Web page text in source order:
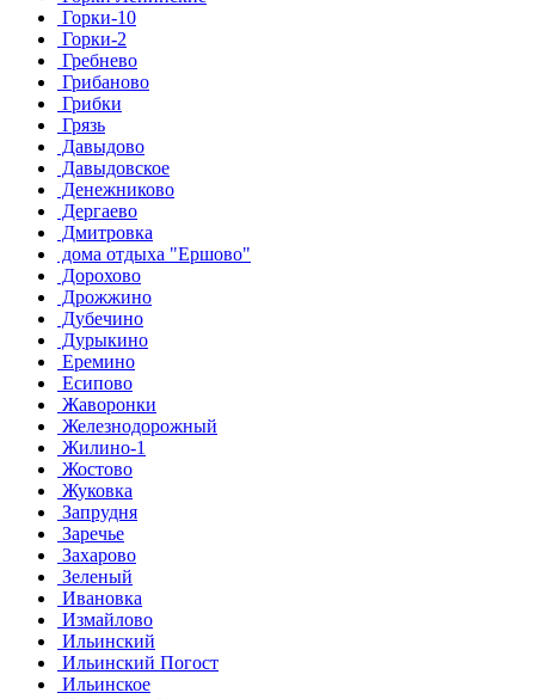
Горки-10
Горки-2
Гребнево
Грибаново
Грибки
Грязь
Давыдово
Давыдовское
Денежниково
Дергаево
Дмитровка
дома отдыха "Ершово"
Дорохово
Дрожжино
Дубечино
Дурыкино
Еремино
Есипово
Жаворонки
Железнодорожный
Жилино-1
Жостово
Жуковка
Запрудня
Заречье
Захарово
Зеленый
Ивановка
Измайлово
Ильинский
Ильинский Погост
Ильинское